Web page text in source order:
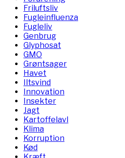
Friluftsliv
Fugleinfluenza
Fugleliv
Genbrug
Glyphosat
GMO
Grøntsager
Havet
Iltsvind
Innovation
Insekter
Jagt
Kartoffelavl
Klima
Korruption
Kød